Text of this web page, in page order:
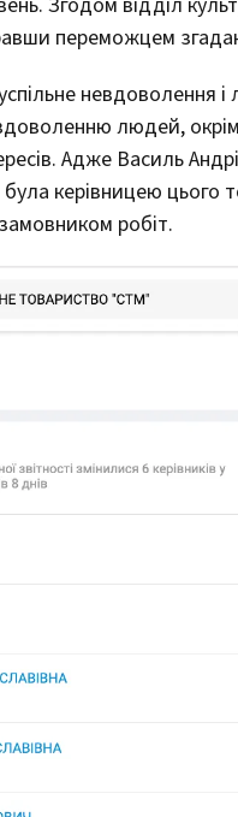
переможцем
людей, окрім
Адже Василь
керівницею
робіт.